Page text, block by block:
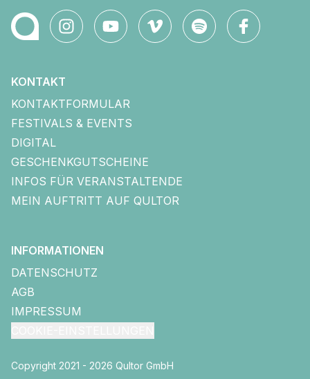
KONTAKT
KONTAKTFORMULAR
FESTIVALS & EVENTS
DIGITAL
GESCHENKGUTSCHEINE
INFOS FÜR VERANSTALTENDE
MEIN AUFTRITT AUF QULTOR
INFORMATIONEN
DATENSCHUTZ
AGB
IMPRESSUM
Copyright 2021 - 2026 Qultor GmbH